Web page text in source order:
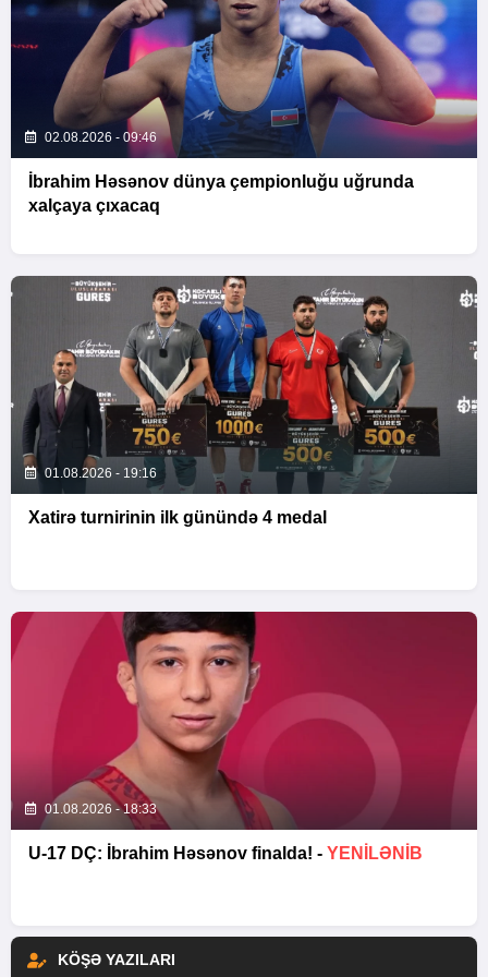
02.08.2026 - 09:46
İbrahim Həsənov dünya çempionluğu uğrunda
xalçaya çıxacaq
01.08.2026 - 19:16
Xatirə turnirinin ilk günündə 4 medal
01.08.2026 - 18:33
U-17 DÇ: İbrahim Həsənov finalda! - YENİLƏNİB
KÖŞƏ YAZILARI